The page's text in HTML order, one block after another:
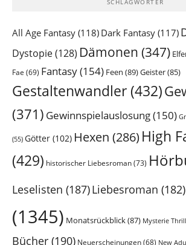
SCHLAGWÖRTER
All Age Fantasy (118) Dark Fantasy (117)
Dystopie(128) Dämonen (347)
Fae (69) Fantasy(154) Feen (89)Geister(85)
Gestaltenwandler (432)
(371) Gewinnspielauslosung(150)
(55) Götter (102) Hexen (286) High
(429) historischer Liebesroman(73)
Leselisten (187)Liebesroman (182)
(1345) Monatsrückblick(87) Mysterie
Bücher (190) Neuerscheinungen(68) New